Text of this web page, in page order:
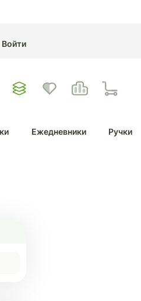
Войти
Ежедневники Ручки